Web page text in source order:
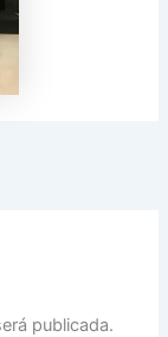
publicada.